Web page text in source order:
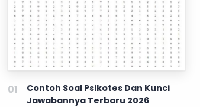
Contoh Soal Psikotes Dan Kunci
Jawabannya Terbaru 2026